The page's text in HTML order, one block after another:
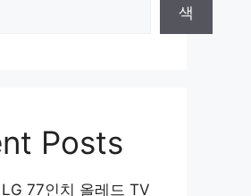
색
Posts
77인치 올레드 TV